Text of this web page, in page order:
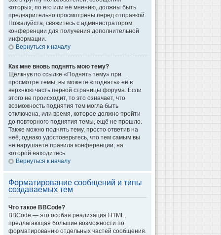
которых, по его или её мнению, должны быть
предварительно просмотрены перед отправкой.
Пожалуйста, свяжитесь с администратором
конференции для получения дополнительной
информации.
Вернуться к началу
Как мне вновь поднять мою тему?
Щёлкнув по ссылке «Поднять тему» при
просмотре темы, вы можете «поднять» её в
верхнюю часть первой страницы форума. Если
этого не происходит, то это означает, что
возможность поднятия тем могла быть
отключена, или время, которое должно пройти
до повторного поднятия темы, ещё не прошло.
Также можно поднять тему, просто ответив на
неё, однако удостоверьтесь, что тем самым вы
не нарушаете правила конференции, на
которой находитесь.
Вернуться к началу
Форматирование сообщений и типы
создаваемых тем
Что такое BBCode?
BBCode — это особая реализация HTML,
предлагающая большие возможности по
форматированию отдельных частей сообщения.